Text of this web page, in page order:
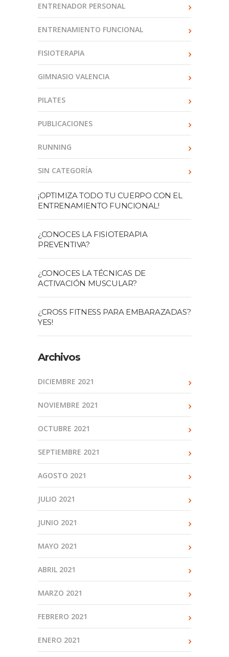
ENTRENADOR PERSONAL
ENTRENAMIENTO FUNCIONAL
FISIOTERAPIA
GIMNASIO VALENCIA
PILATES
PUBLICACIONES
RUNNING
SIN CATEGORÍA
¡OPTIMIZA TODO TU CUERPO CON EL
ENTRENAMIENTO FUNCIONAL!
¿CONOCES LA FISIOTERAPIA
PREVENTIVA?
¿CONOCES LA TÉCNICAS DE
ACTIVACIÓN MUSCULAR?
¿CROSS FITNESS PARA EMBARAZADAS?
YES!
Archivos
DICIEMBRE 2021
NOVIEMBRE 2021
OCTUBRE 2021
SEPTIEMBRE 2021
AGOSTO 2021
JULIO 2021
JUNIO 2021
MAYO 2021
ABRIL 2021
MARZO 2021
FEBRERO 2021
ENERO 2021